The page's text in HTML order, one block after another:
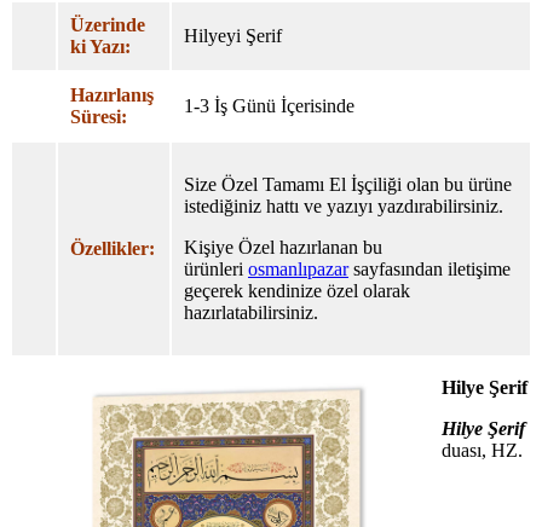
Üzerinde
ki Yazı:
Hilyeyi Şerif
Hazırlanış
Süresi:
1-3 İş Günü İçerisinde
Özellikler:
Size Özel Tamamı El İşçiliği olan bu ürüne
istediğiniz hattı ve yazıyı yazdırabilirsiniz.
Kişiye Özel hazırlanan bu
ürünleri osmanlıpazarsayfasından iletişime
geçerek kendinize özel olarak
hazırlatabilirsiniz.
Hilye Şerif
Hilye Şerif
duası, HZ.